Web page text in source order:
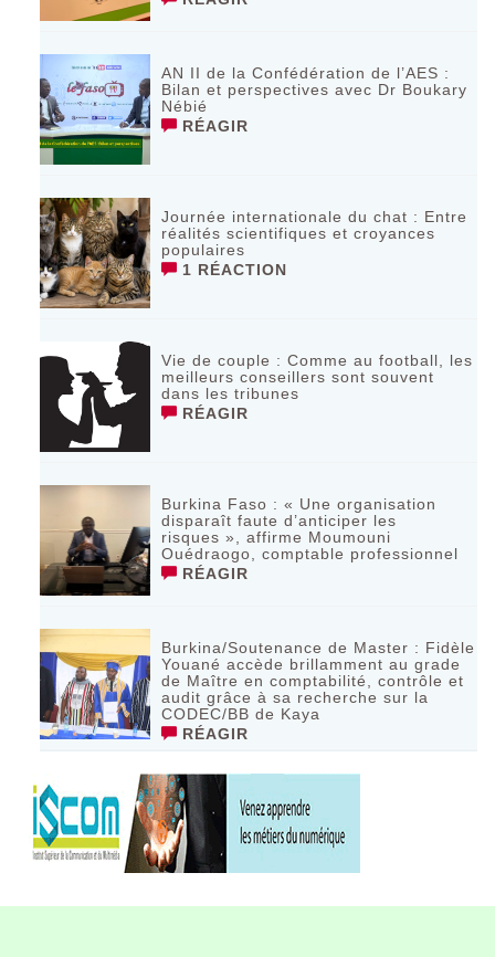
AN II de la Confédération de l’AES :
Bilan et perspectives avec Dr Boukary
Nébié
RÉAGIR
Journée internationale du chat : Entre
réalités scientifiques et croyances
populaires
1 RÉACTION
Vie de couple : Comme au football, les
meilleurs conseillers sont souvent
dans les tribunes
RÉAGIR
Burkina Faso : « Une organisation
disparaît faute d’anticiper les
risques », affirme Moumouni
Ouédraogo, comptable professionnel
RÉAGIR
Burkina/Soutenance de Master : Fidèle
Youané accède brillamment au grade
de Maître en comptabilité, contrôle et
audit grâce à sa recherche sur la
CODEC/BB de Kaya
RÉAGIR